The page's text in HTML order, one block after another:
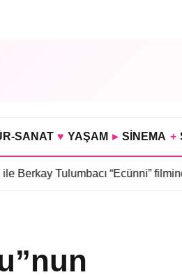
SANAT ♥ YAŞAM ▸ SİNEMA +
“Ecünni” filminde buluştu•